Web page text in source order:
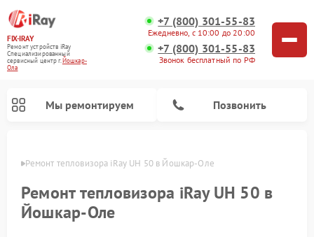
FIX-IRAY
Ремонт устройств iRay
Специализированный
cервисный центр г.Йошкар-
Ола
+7 (800) 301-55-83
Ежедневно, с 10:00 до 20:00
+7 (800) 301-55-83
Звонок бесплатный по РФ
Мы ремонтируем Позвонить
Ремонт тепловизора iRay UH 50 в Йошкар-Оле
Ремонт тепловизора iRay UH 50 в
Йошкар-Оле